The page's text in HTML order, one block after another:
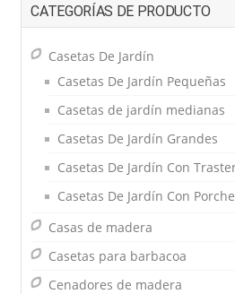
CATEGORÍAS DE PRODUCTO
Casetas De Jardín
Casetas De Jardín Pequeñas
Casetas de jardín medianas
Casetas De Jardín Grandes
Casetas De Jardín Con
Casetas De Jardín Con Porche
Casas de madera
Casetas para barbacoa
Cenadores de madera